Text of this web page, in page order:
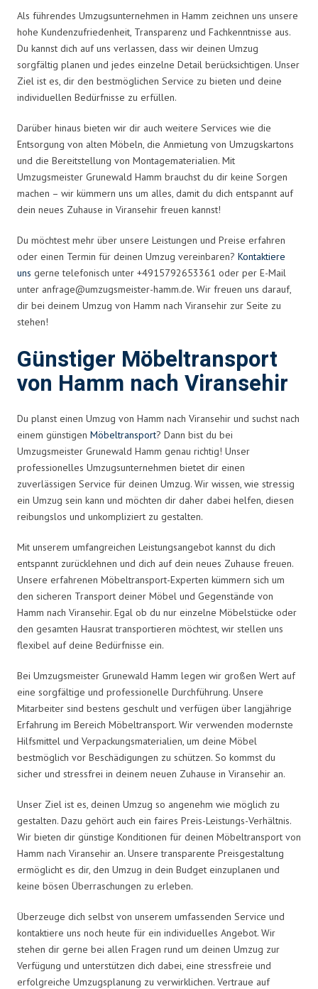
Als führendes Umzugsunternehmen in Hamm zeichnen uns unsere
hohe Kundenzufriedenheit, Transparenz und Fachkenntnisse aus.
Du kannst dich auf uns verlassen, dass wir deinen Umzug
sorgfältig planen und jedes einzelne Detail berücksichtigen. Unser
Ziel ist es, dir den bestmöglichen Service zu bieten und deine
individuellen Bedürfnisse zu erfüllen.
Darüber hinaus bieten wir dir auch weitere Services wie die
Entsorgung von alten Möbeln, die Anmietung von Umzugskartons
und die Bereitstellung von Montagematerialien. Mit
Umzugsmeister Grunewald Hamm brauchst du dir keine Sorgen
machen – wir kümmern uns um alles, damit du dich entspannt auf
dein neues Zuhause in Viransehir freuen kannst!
Du möchtest mehr über unsere Leistungen und Preise erfahren
oder einen Termin für deinen Umzug vereinbaren? Kontaktiere
uns gerne telefonisch unter +4915792653361 oder per E-Mail
unter anfrage@umzugsmeister-hamm.de. Wir freuen uns darauf,
dir bei deinem Umzug von Hamm nach Viransehir zur Seite zu
stehen!
Günstiger Möbeltransport
von Hamm nach Viransehir
Du planst einen Umzug von Hamm nach Viransehir und suchst nach
einem günstigen Möbeltransport? Dann bist du bei
Umzugsmeister Grunewald Hamm genau richtig! Unser
professionelles Umzugsunternehmen bietet dir einen
zuverlässigen Service für deinen Umzug. Wir wissen, wie stressig
ein Umzug sein kann und möchten dir daher dabei helfen, diesen
reibungslos und unkompliziert zu gestalten.
Mit unserem umfangreichen Leistungsangebot kannst du dich
entspannt zurücklehnen und dich auf dein neues Zuhause freuen.
Unsere erfahrenen Möbeltransport-Experten kümmern sich um
den sicheren Transport deiner Möbel und Gegenstände von
Hamm nach Viransehir. Egal ob du nur einzelne Möbelstücke oder
den gesamten Hausrat transportieren möchtest, wir stellen uns
flexibel auf deine Bedürfnisse ein.
Bei Umzugsmeister Grunewald Hamm legen wir großen Wert auf
eine sorgfältige und professionelle Durchführung. Unsere
Mitarbeiter sind bestens geschult und verfügen über langjährige
Erfahrung im Bereich Möbeltransport. Wir verwenden modernste
Hilfsmittel und Verpackungsmaterialien, um deine Möbel
bestmöglich vor Beschädigungen zu schützen. So kommst du
sicher und stressfrei in deinem neuen Zuhause in Viransehir an.
Unser Ziel ist es, deinen Umzug so angenehm wie möglich zu
gestalten. Dazu gehört auch ein faires Preis-Leistungs-Verhältnis.
Wir bieten dir günstige Konditionen für deinen Möbeltransport von
Hamm nach Viransehir an. Unsere transparente Preisgestaltung
ermöglicht es dir, den Umzug in dein Budget einzuplanen und
keine bösen Überraschungen zu erleben.
Überzeuge dich selbst von unserem umfassenden Service und
kontaktiere uns noch heute für ein individuelles Angebot. Wir
stehen dir gerne bei allen Fragen rund um deinen Umzug zur
Verfügung und unterstützen dich dabei, eine stressfreie und
erfolgreiche Umzugsplanung zu verwirklichen. Vertraue auf